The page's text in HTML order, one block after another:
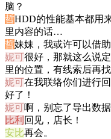
脑？
哲HDD的性能基本都用
里内容的话…
哲妹妹，我或许可以借
妮可很好，那就这么说
里的位置，有线索后再找
妮可在我联络你们进行
好了！
妮可啊，别忘了导出数据
比利 回见，店长！
安比再会。